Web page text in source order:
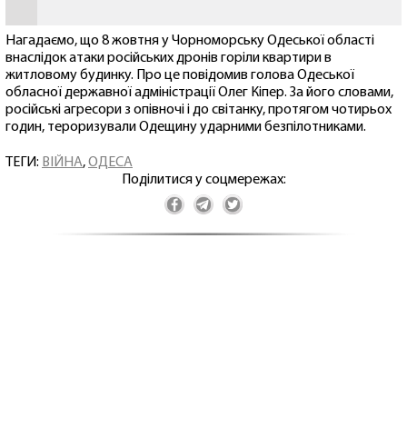
Нагадаємо, що 8 жовтня у Чорноморську Одеської області
внаслідок атаки російських дронів горіли квартири в
житловому будинку. Про це повідомив голова Одеської
обласної державної адміністрації Олег Кіпер. За його словами,
російські агресори з опівночі і до світанку, протягом чотирьох
годин, тероризували Одещину ударними безпілотниками.
ТЕГИ: ВІЙНА,ОДЕСА
Поділитися у соцмережах: